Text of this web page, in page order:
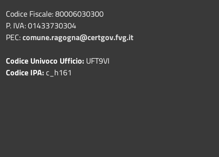
Codice Fiscale: 80006030300
P. IVA: 01433730304
PEC:comune.ragogna@certgov.fvg.it
Codice Univoco Ufficio: UFT9VI
Codice IPA:c_h161